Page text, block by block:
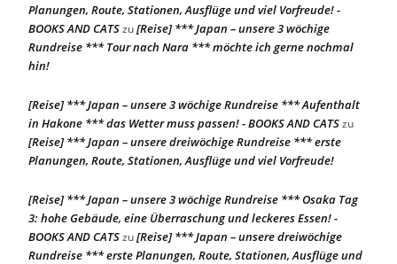
Planungen, Route, Stationen, Ausflüge und viel Vorfreude! -
BOOKS AND CATSzu[Reise] *** Japan – unsere 3 wöchige
Rundreise *** Tour nach Nara *** möchte ich gerne nochmal
hin!
[Reise] *** Japan – unsere 3 wöchige Rundreise *** Aufenthalt
in Hakone *** das Wetter muss passen! - BOOKS AND CATSzu
[Reise] *** Japan – unsere dreiwöchige Rundreise *** erste
Planungen, Route, Stationen, Ausflüge und viel Vorfreude!
[Reise] *** Japan – unsere 3 wöchige Rundreise *** Osaka Tag
3: hohe Gebäude, eine Überraschung und leckeres Essen! -
BOOKS AND CATSzu[Reise] *** Japan – unsere dreiwöchige
Rundreise *** erste Planungen, Route, Stationen, Ausflüge und